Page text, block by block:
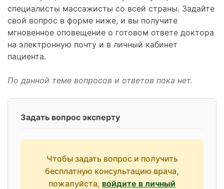
специалисты массажисты со всей страны. Задайте
свой вопрос в форме ниже, и вы получите
мгновенное оповещение о готовом ответе доктора
на электронную почту и в личный кабинет
пациента.
По данной теме вопросов и ответов пока нет.
Задать вопрос эксперту
Чтобы задать вопрос и получить
бесплатную консультацию врача,
пожалуйста, войдите в личный